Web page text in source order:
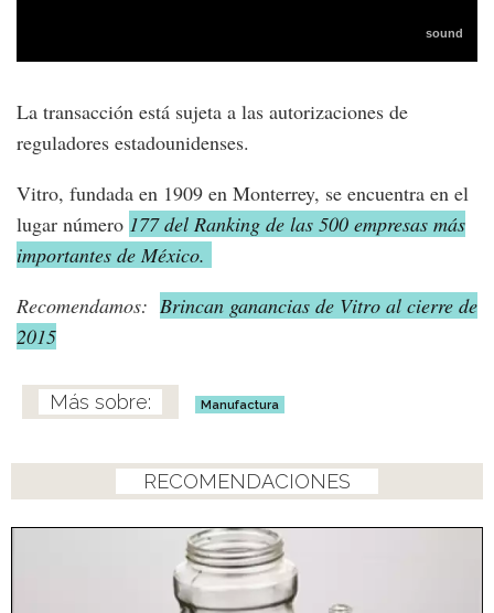
La transacción está sujeta a las autorizaciones de
reguladores estadounidenses.
Vitro, fundada en 1909 en Monterrey, se encuentra en el
lugar número 177 del Ranking de las 500 empresas más
importantes de México.
Recomendamos: Brincan ganancias de Vitro al cierre de
2015
Manufactura
RECOMENDACIONES